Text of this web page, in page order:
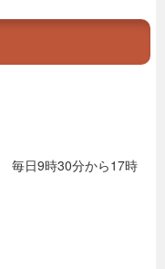
9時30分から17時